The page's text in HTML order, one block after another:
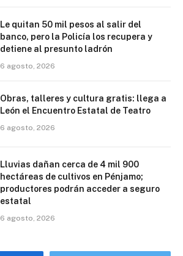
Le quitan 50 mil pesos al salir del
banco, pero la Policía los recupera y
detiene al presunto ladrón
6 agosto, 2026
Obras, talleres y cultura gratis: llega a
León el Encuentro Estatal de Teatro
6 agosto, 2026
Lluvias dañan cerca de 4 mil 900
hectáreas de cultivos en Pénjamo;
productores podrán acceder a seguro
estatal
6 agosto, 2026